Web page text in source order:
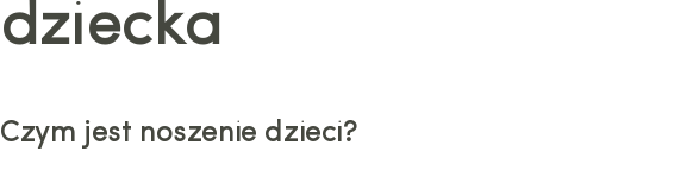
dziecka
Czym jest noszenie dzieci?